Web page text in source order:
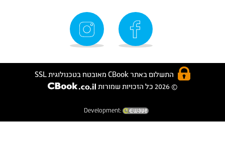
התשלום באתר CBook מאובטח בטכנולוגית SSL
© 2026 כל הזכויות שמורות
Development: